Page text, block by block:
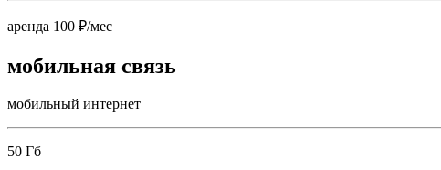
аренда 100 ₽/мес
мобильная связь
мобильный интернет
50 Гб